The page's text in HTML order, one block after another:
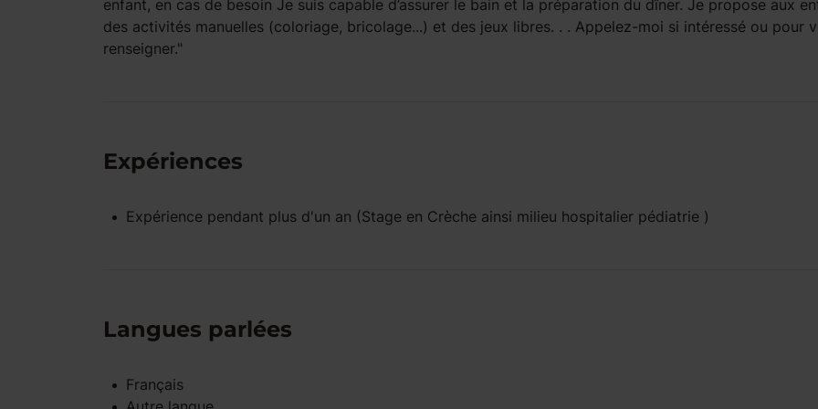
enfant, en cas de besoin Je suis capable d’assurer le bain et la préparation du dîner. Je propose aux
des activités manuelles (coloriage, bricolage...) et des jeux libres. . . Appelez-moi si intéressé ou pour
renseigner."
Expériences
Expérience pendant plus d'un an (Stage en Crèche ainsi milieu hospitalier pédiatrie )
Langues parlées
Français